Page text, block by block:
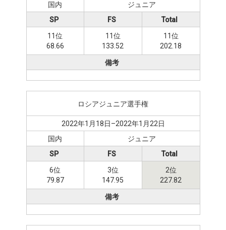
国内
ジュニア
SP
11位
68.66
FS
11位
133.52
Total
11位
202.18
備考
ロシアジュニア選手権
2022年1月18日–2022年1月22日
国内
ジュニア
SP
6位
79.87
FS
3位
147.95
Total
2位
227.82
備考